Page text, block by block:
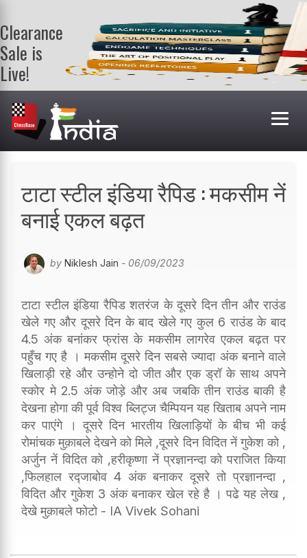
Clearance
Sale is
Live!
Get a FREE
book on
purchasing 2
or more
books. Valid
टाटा स्टील इंडिया रैपिड : मकसीम नें
बनाई एकल बढ़त
by Niklesh Jain - 06/09/2023
टाटा स्टील इंडिया रैपिड शतरंज के दूसरे दिन तीन और राउंड
खेले गए और दूसरे दिन के बाद खेले गए कुल 6 राउंड के बाद
4.5 अंक बनांकर फ्रांस के मकसीम लागरेव एकल बढ़त पर
पहुँच गए है । मकसीम दूसरे दिन सबसे ज्यादा अंक बनाने वाले
खिलाड़ी रहे और उन्होने दो जीत और एक ड्रॉ के साथ अपने
स्कोर मे 2.5 अंक जोड़े और अब जबकि तीन राउंड बाकी है
देखना होगा की पूर्व विश्व ब्लिट्ज चैम्पियन यह खिताब अपने नाम
कर पाएंगे । दूसरे दिन भारतीय खिलाड़ियों के बीच भी कई
रोमांचक मुक़ाबले देखने को मिले ,दूसरे दिन विदित नें गुकेश को ,
अर्जुन नें विदित को ,हरीकृष्णा नें प्रज्ञानन्दा को पराजित किया
,फिलहाल रद्जाबोव 4 अंक बनाकर दूसरे तो प्रज्ञानन्दा ,
विदित और गुकेश 3 अंक बनाकर खेल रहे है । पढे यह लेख ,
देखे मुक़ाबले फोटो - IA Vivek Sohani